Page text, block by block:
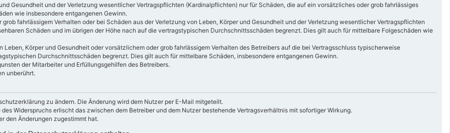
Gesundheit und der Verletzung wesentlicher Vertragspflichten (Kardinalpflichten) nur für Schäden, die auf ein vorsätzliches oder grob fahrlässiges
wie insbesondere entgangenen Gewinn.
fahrlässigem Verhalten oder bei Schäden aus der Verletzung von Leben, Körper und Gesundheit und der Verletzung wesentlicher Vertragspflichten
Schäden und im übrigen der Höhe nach auf die vertragstypischen Durchschnittsschäden begrenzt. Dies gilt auch für mittelbare Folgeschäden wie
Körper und Gesundheit oder vorsätzlichem oder grob fahrlässigem Verhalten des Betreibers auf die bei Vertragsschluss typischerweise
Durchschnittsschäden begrenzt. Dies gilt auch für mittelbare Schäden, insbesondere entgangenen Gewinn.
der Mitarbeiter und Erfüllungsgehilfen des Betreibers.
unberührt.
zu ändern. Die Änderung wird dem Nutzer per E-Mail mitgeteilt.
Widerspruchs erlischt das zwischen dem Betreiber und dem Nutzer bestehende Vertragsverhältnis mit sofortiger Wirkung.
den Änderungen zugestimmt hat.